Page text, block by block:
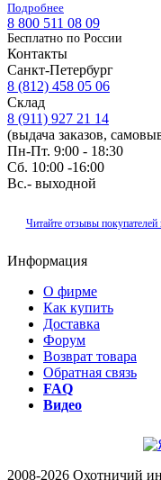
Подробнее
8 800 511 08 09
Бесплатно по Роcсии
Контакты
Санкт-Петербург
8 (812) 458 05 06
Склад
8 (911) 927 21 14
(выдача заказов,
Пн-Пт. 9:00 - 18:30
Сб. 10:00 -16:00
Вс.- выходной
Читайте отзывы покупателей
Информация
О фирме
Как купить
Доставка
Форум
Возврат товара
Обратная связь
FAQ
Видео
2008-2026 Охотничий